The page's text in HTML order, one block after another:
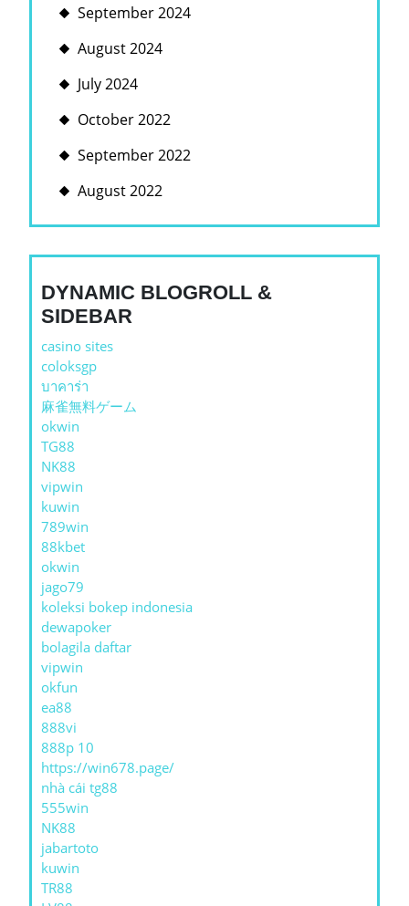
September 2024
August 2024
July 2024
October 2022
September 2022
August 2022
DYNAMIC BLOGROLL &
SIDEBAR
casino sites
coloksgp
บาคาร่า
麻雀無料ゲーム
okwin
TG88
NK88
vipwin
kuwin
789win
88kbet
okwin
jago79
koleksi bokep indonesia
dewapoker
bolagila daftar
vipwin
okfun
ea88
888vi
888p 10
https://win678.page/
nhà cái tg88
555win
NK88
jabartoto
kuwin
TR88